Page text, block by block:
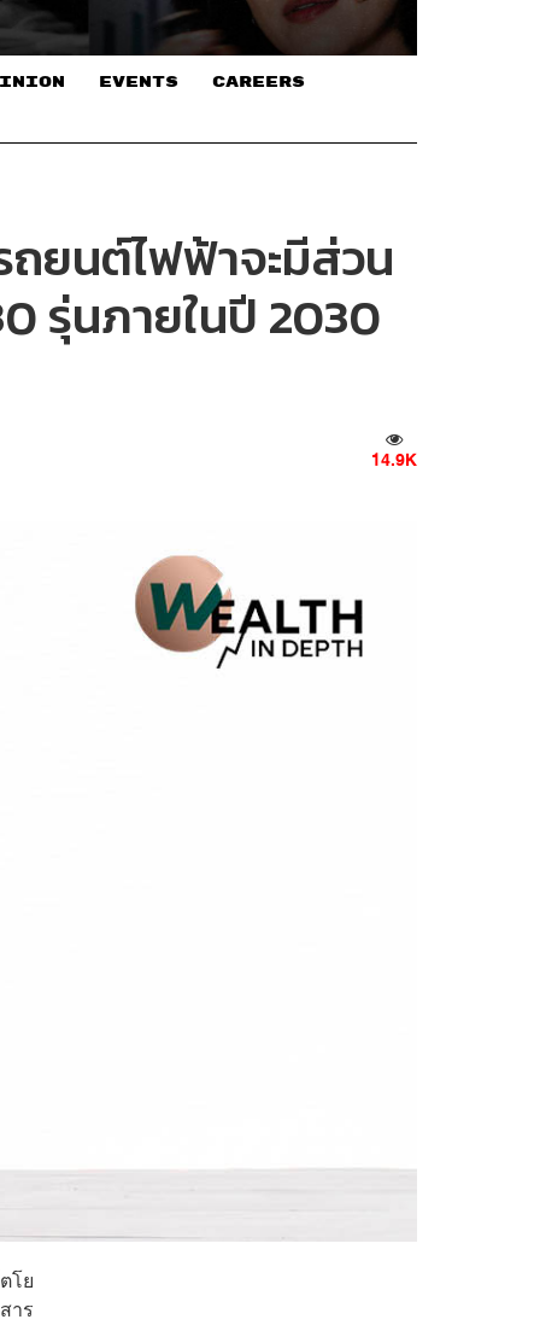
EVENTS CAREERS
ถยนต์ไฟฟ้าจะมีส่วน
รุ่นภายในปี 2030
14.9K
โย
าร